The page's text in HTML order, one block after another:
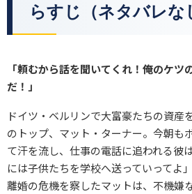
らすじ（ネタバレな
「頼むから話を聞いてくれ！俺のケツ
だ！」
ドイツ・ベルリンで大富豪たちの資産
のトップ、マット・ターナー。今朝も
て汗を流し、仕事の電話に追われる彼
には子供たちを学校へ送っていってよ
離婚の危機を察したマットは、不機嫌